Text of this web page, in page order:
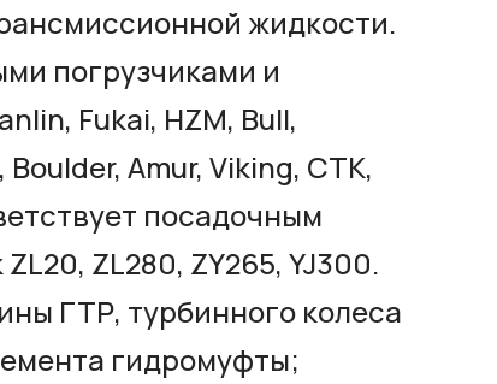
жидкости.
погрузчиками и
Fukai, HZM, Bull,
Amur, Viking, CTK,
посадочным
ZL280, ZY265, YJ300.
ГТР, турбинного колеса
гидромуфты;